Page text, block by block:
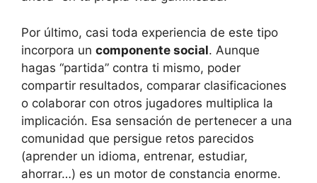
Por último, casi toda experiencia de este tipo
incorpora un componente social. Aunque
hagas “partida” contra ti mismo, poder
compartir resultados, comparar clasificaciones
o colaborar con otros jugadores multiplica la
implicación. Esa sensación de pertenecer a una
comunidad que persigue retos parecidos
(aprender un idioma, entrenar, estudiar,
ahorrar…) es un motor de constancia enorme.